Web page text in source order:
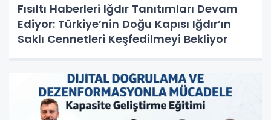
Fısıltı Haberleri Iğdır Tanıtımları Devam
Ediyor: Türkiye’nin Doğu Kapısı Iğdır’ın
Saklı Cennetleri Keşfedilmeyi Bekliyor